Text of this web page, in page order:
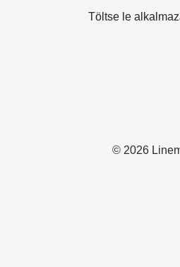
© 2026
Töltse le